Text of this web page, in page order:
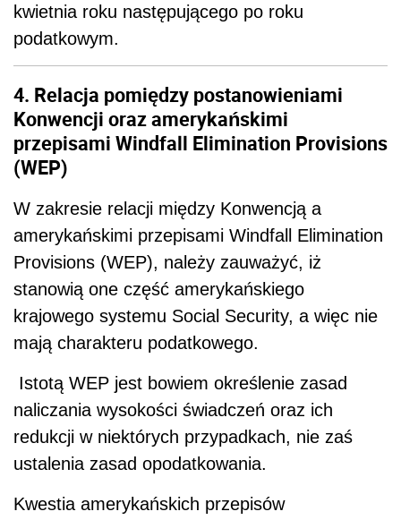
kwietnia roku następującego po roku
podatkowym.
4. Relacja pomiędzy postanowieniami
Konwencji oraz amerykańskimi
przepisami Windfall Elimination Provisions
(WEP)
W zakresie relacji między Konwencją a
amerykańskimi przepisami Windfall Elimination
Provisions (WEP), należy zauważyć, iż
stanowią one część amerykańskiego
krajowego systemu Social Security, a więc nie
mają charakteru podatkowego.
Istotą WEP jest bowiem określenie zasad
naliczania wysokości świadczeń oraz ich
redukcji w niektórych przypadkach, nie zaś
ustalenia zasad opodatkowania.
Kwestia amerykańskich przepisów